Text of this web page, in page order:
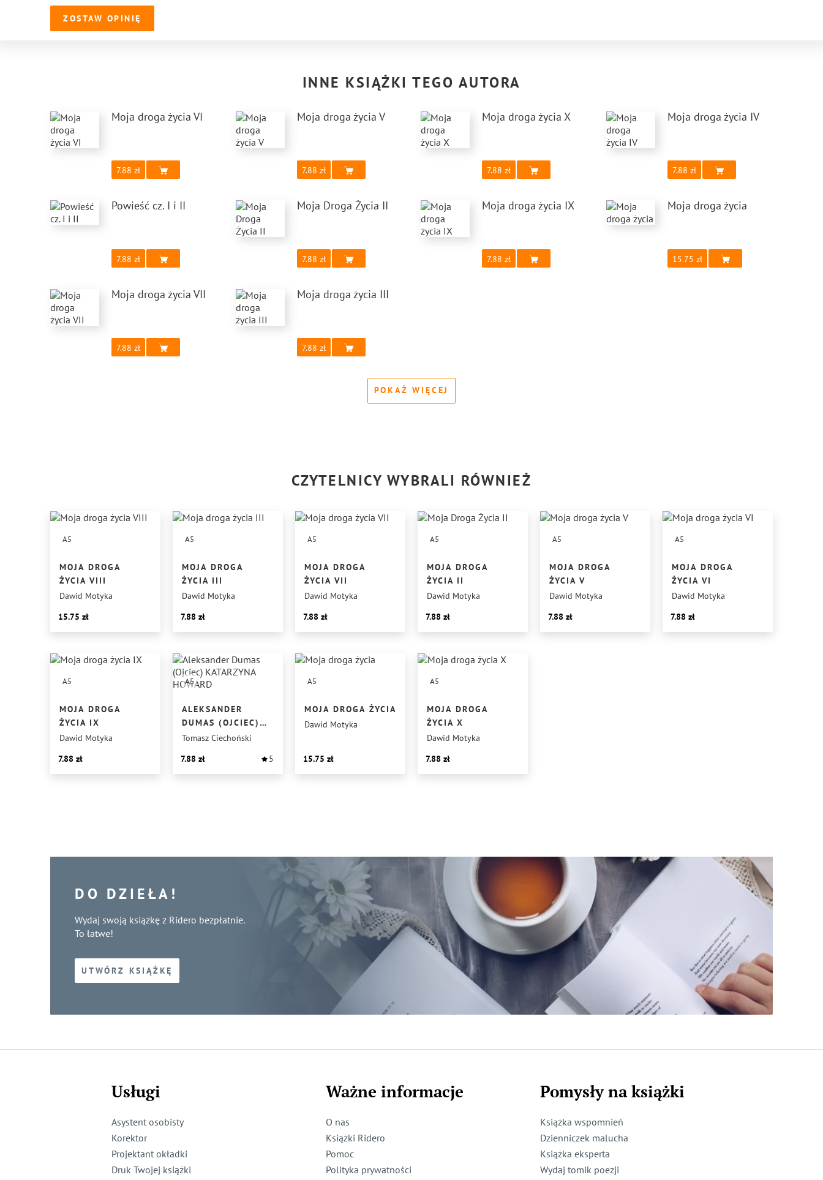
ZOSTAW OPINIĘ
INNE KSIĄŻKI TEGO AUTORA
Moja droga życia VI
7.88
Moja droga życia V
7.88
Moja droga życia X
7.88
Moja droga życia IV
7.88
Powieść cz. I i II
7.88
Moja Droga Życia II
7.88
Moja droga życia IX
7.88
Moja droga życia
15.75
Moja droga życia VII
7.88
Moja droga życia III
7.88
POKAŻ WIĘCEJ
CZYTELNICY WYBRALI RÓWNIEŻ
A5
MOJA DROGA
ŻYCIA VIII
Dawid Motyka
15.75
A5
MOJA DROGA
ŻYCIA III
Dawid Motyka
7.88
A5
MOJA DROGA
ŻYCIA VII
Dawid Motyka
7.88
A5
MOJA DROGA
ŻYCIA II
Dawid Motyka
7.88
A5
MOJA DROGA
ŻYCIA V
Dawid Motyka
7.88
A5
MOJA DROGA
ŻYCIA VI
Dawid Motyka
7.88
A5
MOJA DROGA
ŻYCIA IX
Dawid Motyka
7.88
A5
ALEKSANDER
DUMAS (OJCIEC)
KATARZYNA
Tomasz Ciechoński
7.88
5
A5
MOJA DROGA ŻYCIA
Dawid Motyka
15.75
A5
MOJA DROGA
ŻYCIA X
Dawid Motyka
7.88
DO DZIEŁA!
Wydaj swoją książkę z Ridero bezpłatnie.
To łatwe!
UTWÓRZ KSIĄŻKĘ
Usługi
Asystent osobisty
Korektor
Projektant okładki
Druk Twojej książki
Ważne informacje
O nas
Książki Ridero
Pomoc
Polityka prywatności
Pomysły na książki
Książka wspomnień
Dzienniczek malucha
Książka eksperta
Wydaj tomik poezji